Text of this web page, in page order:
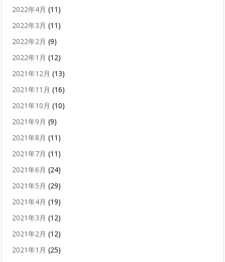
2022年4月 (11)
2022年3月 (11)
2022年2月 (9)
2022年1月 (12)
2021年12月 (13)
2021年11月 (16)
2021年10月 (10)
2021年9月 (9)
2021年8月 (11)
2021年7月 (11)
2021年6月 (24)
2021年5月 (29)
2021年4月 (19)
2021年3月 (12)
2021年2月 (12)
2021年1月 (25)